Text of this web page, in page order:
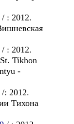
/ : 2012.
/ : 2012.
Tikhon
-
/: 2012.
Тихона